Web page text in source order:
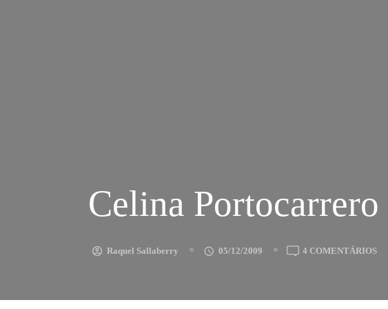
Celina Portocarrero
Raquel Sallaberry 05/12/2009 4 COMENTÁRIOSEM